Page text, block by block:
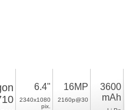
6.4"
2340x1080
pix.
16MP
2160p@30
3600
mAh